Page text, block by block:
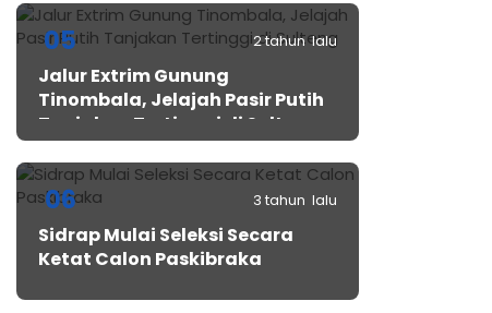
05 2 tahun lalu
Jalur Extrim Gunung
Tinombala, Jelajah Pasir Putih
Tanjakan Tertinggi di Sulteng
06 3 tahun lalu
Sidrap Mulai Seleksi Secara
Ketat Calon Paskibraka